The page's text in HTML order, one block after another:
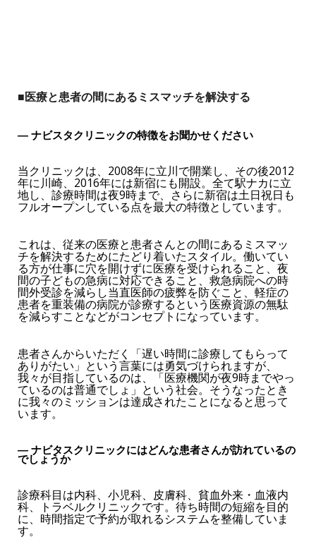
■医療と患者の間にあるミスマッチを解決する
― ナビスタクリニックの特徴をお聞かせください
当クリニックは、2008年に立川で開業し、その後2012
年に川崎、2016年には新宿にも開設。全て駅ナカに立
地し、診療時間は夜9時まで、さらに新宿は土日祝日も
フルオープンしている点を最大の特徴としています。
これは、従来の医療と患者さんとの間にあるミスマッ
チを解決するためにたどり着いたスタイル。働いてい
る方が仕事に穴を開けずに医療を受けられること、夜
間の子どもの急病に対応できること、救急病院への時
間外受診を減らし当直医師の疲弊を防ぐこと、軽症の
患者を重装備の病院が診療するという医療資源の無駄
を減らすことなどがコンセプトになっています。
患者さんからいただく「遅い時間に診療してもらって
ありがたい」という言葉には勇気づけられますが、
我々が目指しているのは、「医療機関が夜9時までやっ
ているのは普通でしょ」という社会。そうなったとき
に我々のミッションは達成されたことになると思って
います。
― ナビタスクリニックにはどんな患者さんが訪れているの
でしょうか
診療科目は内科、小児科、皮膚科、貧血外来・血液内
科、トラベルクリニックです。待ち時間の短縮を目的
に、時間指定で予約が取れるシステムを整備していま
す。